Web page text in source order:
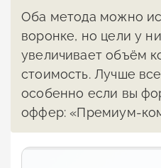
Оба метода можно
воронке, но цели у
увеличивает объём
стоимость. Лучше
особенно если вы
оффер: «Премиум-